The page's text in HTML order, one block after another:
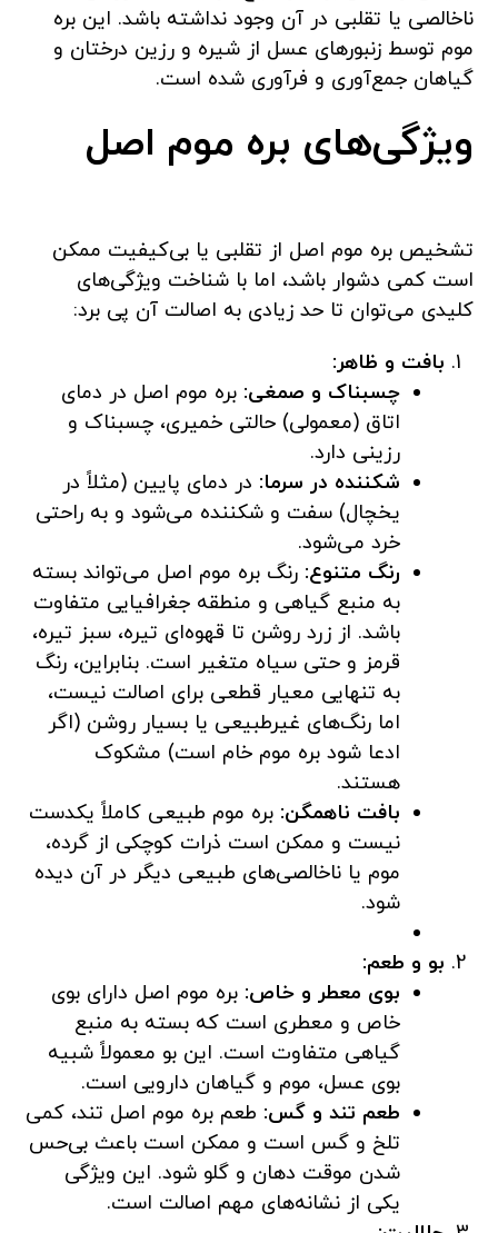
ناخالصی یا تقلبی در آن وجود نداشته باشد. این بره
موم توسط زنبورهای عسل از شیره و رزین درختان و
گیاهان جمع‌آوری و فرآوری شده است.
ویژگی‌های بره موم اصل
تشخیص بره موم اصل از تقلبی یا بی‌کیفیت ممکن
است کمی دشوار باشد، اما با شناخت ویژگی‌های
کلیدی می‌توان تا حد زیادی به اصالت آن پی برد:
بافت و ظاهر:
چسبناک و صمغی: بره موم اصل در دمای
اتاق (معمولی) حالتی خمیری، چسبناک و
رزینی دارد.
شکننده در سرما: در دمای پایین (مثلاً در
یخچال) سفت و شکننده می‌شود و به راحتی
خرد می‌شود.
رنگ متنوع: رنگ بره موم اصل می‌تواند بسته
به منبع گیاهی و منطقه جغرافیایی متفاوت
باشد. از زرد روشن تا قهوه‌ای تیره، سبز تیره،
قرمز و حتی سیاه متغیر است. بنابراین، رنگ
به تنهایی معیار قطعی برای اصالت نیست،
اما رنگ‌های غیرطبیعی یا بسیار روشن (اگر
ادعا شود بره موم خام است) مشکوک
هستند.
بافت ناهمگن: بره موم طبیعی کاملاً یکدست
نیست و ممکن است ذرات کوچکی از گرده،
موم یا ناخالصی‌های طبیعی دیگر در آن دیده
شود.
بو و طعم:
بوی معطر و خاص: بره موم اصل دارای بوی
خاص و معطری است که بسته به منبع
گیاهی متفاوت است. این بو معمولاً شبیه
بوی عسل، موم و گیاهان دارویی است.
طعم تند و گس: طعم بره موم اصل تند، کمی
تلخ و گس است و ممکن است باعث بی‌حس
شدن موقت دهان و گلو شود. این ویژگی
یکی از نشانه‌های مهم اصالت است.